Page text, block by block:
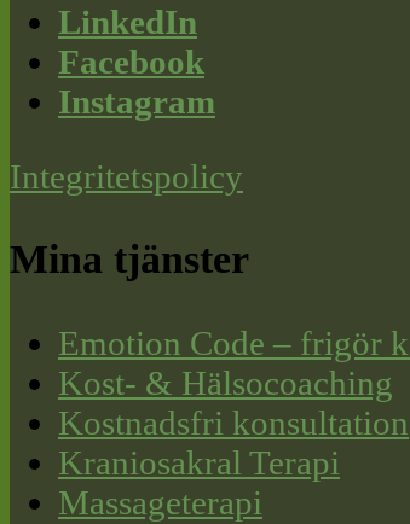
LinkedIn
Facebook
Instagram
Integritetspolicy
Mina tjänster
Emotion Code – frigör
Kost- & Hälsocoaching
Kostnadsfri konsultation
Kraniosakral Terapi
Massageterapi